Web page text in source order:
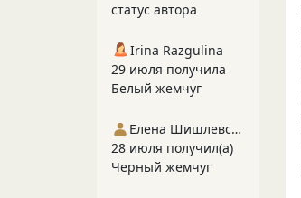
статус автора
Irina Razgulina
29 июля получила
Белый жемчуг
Елена Шишлевская
28 июля получил(а)
Черный жемчуг